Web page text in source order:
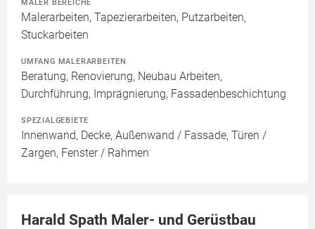
MALER BEREICHE
Malerarbeiten, Tapezierarbeiten, Putzarbeiten,
Stuckarbeiten
UMFANG MALERARBEITEN
Beratung, Renovierung, Neubau Arbeiten,
Durchführung, Imprägnierung, Fassadenbeschichtung
SPEZIALGEBIETE
Innenwand, Decke, Außenwand / Fassade, Türen /
Zargen, Fenster / Rahmen
Harald Spath Maler- und Gerüstbau